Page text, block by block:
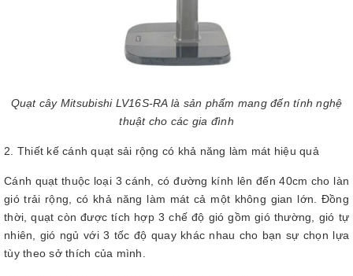
Quạt cây Mitsubishi LV16S-RA là sản phẩm mang đến tính nghệ
thuật cho các gia đình
2. Thiết kế cánh quạt sải rộng có khả năng làm mát hiệu quả
Cánh quạt thuộc loại 3 cánh, có đường kính lên đến 40cm cho làn
gió trải rộng, có khả năng làm mát cả một không gian lớn. Đồng
thời, quạt còn được tích hợp 3 chế độ gió gồm gió thường, gió tự
nhiên, gió ngủ với 3 tốc độ quay khác nhau cho bạn sự chọn lựa
tùy theo sở thích của mình.